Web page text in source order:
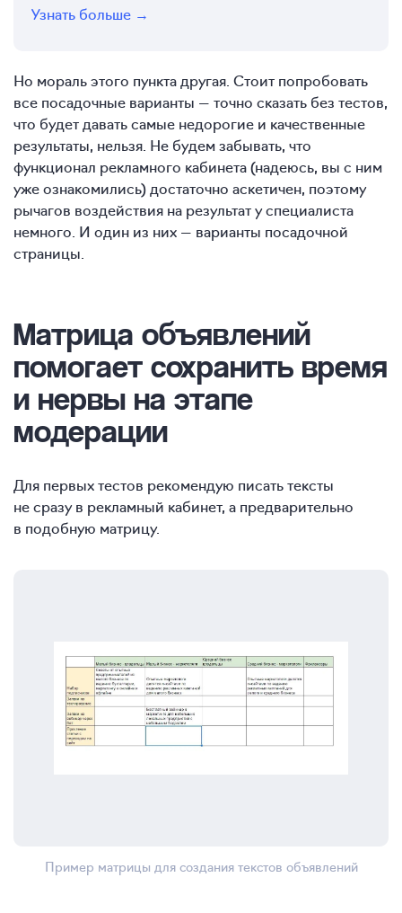
Узнать больше →
Но мораль этого пункта другая. Стоит попробовать
все посадочные варианты — точно сказать без тестов,
что будет давать самые недорогие и качественные
результаты, нельзя. Не будем забывать, что
функционал рекламного кабинета (надеюсь, вы с ним
уже ознакомились) достаточно аскетичен, поэтому
рычагов воздействия на результат у специалиста
немного. И один из них — варианты посадочной
страницы.
Матрица объявлений
помогает сохранить время
и нервы на этапе
модерации
Для первых тестов рекомендую писать тексты
не сразу в рекламный кабинет, а предварительно
в подобную матрицу.
Пример матрицы для создания текстов объявлений